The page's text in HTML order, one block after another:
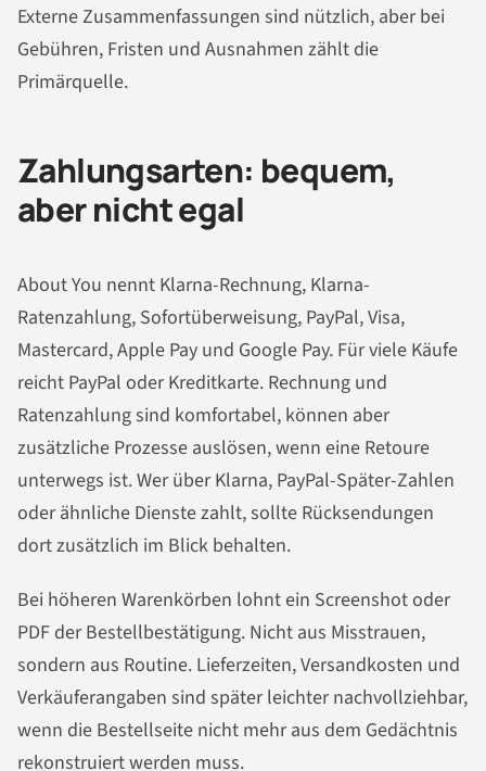
Externe Zusammenfassungen sind nützlich, aber bei
Gebühren, Fristen und Ausnahmen zählt die
Primärquelle.
Zahlungsarten: bequem,
aber nicht egal
About You nennt Klarna-Rechnung, Klarna-
Ratenzahlung, Sofortüberweisung, PayPal, Visa,
Mastercard, Apple Pay und Google Pay. Für viele Käufe
reicht PayPal oder Kreditkarte. Rechnung und
Ratenzahlung sind komfortabel, können aber
zusätzliche Prozesse auslösen, wenn eine Retoure
unterwegs ist. Wer über Klarna, PayPal-Später-Zahlen
oder ähnliche Dienste zahlt, sollte Rücksendungen
dort zusätzlich im Blick behalten.
Bei höheren Warenkörben lohnt ein Screenshot oder
PDF der Bestellbestätigung. Nicht aus Misstrauen,
sondern aus Routine. Lieferzeiten, Versandkosten und
Verkäuferangaben sind später leichter nachvollziehbar,
wenn die Bestellseite nicht mehr aus dem Gedächtnis
rekonstruiert werden muss.